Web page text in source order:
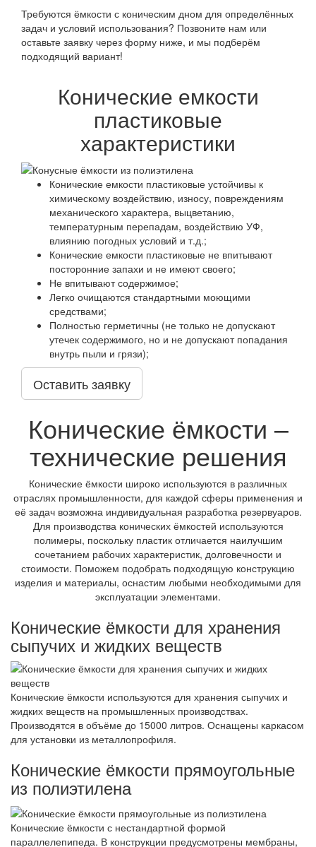
Требуются ёмкости с коническим дном для определённых
задач и условий использования? Позвоните нам или
оставьте заявку через форму ниже, и мы подберём
подходящий вариант!
Конические емкости
пластиковые
характеристики
Конические емкости пластиковые устойчивы к
химическому воздействию, износу, повреждениям
механического характера, выцветанию,
температурным перепадам, воздействию УФ,
влиянию погодных условий и т.д.;
Конические емкости пластиковые не впитывают
посторонние запахи и не имеют своего;
Не впитывают содержимое;
Легко очищаются стандартными моющими
средствами;
Полностью герметичны (не только не допускают
утечек содержимого, но и не допускают попадания
внутрь пыли и грязи);
Оставить заявку
Конические ёмкости –
технические решения
Конические ёмкости широко используются в различных
отраслях промышленности, для каждой сферы применения и
её задач возможна индивидуальная разработка резервуаров.
Для производства конических ёмкостей используются
полимеры, поскольку пластик отличается наилучшим
сочетанием рабочих характеристик, долговечности и
стоимости. Поможем подобрать подходящую конструкцию
изделия и материалы, оснастим любыми необходимыми для
эксплуатации элементами.
Конические ёмкости для хранения
сыпучих и жидких веществ
Конические ёмкости используются для хранения сыпучих и
жидких веществ на промышленных производствах.
Производятся в объёме до 15000 литров. Оснащены каркасом
для установки из металлопрофиля.
Конические ёмкости прямоугольные
из полиэтилена
Конические ёмкости с нестандартной формой
параллелепипеда. В конструкции предусмотрены мембраны,